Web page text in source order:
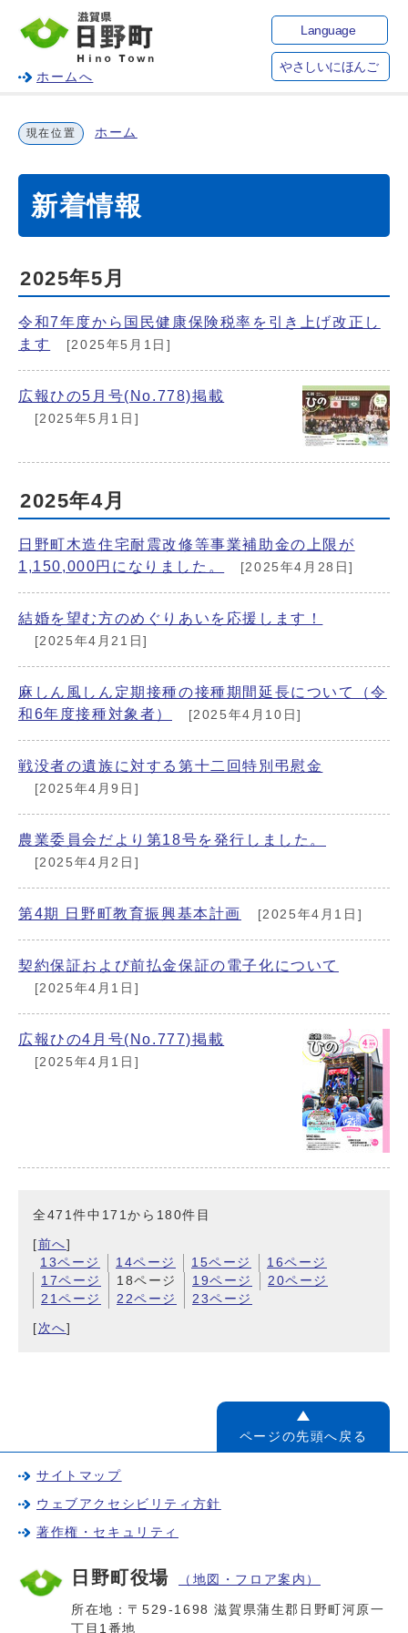
ホームへ
Language
やさしいにほんご
現在位置 ホーム
新着情報
2025年5月
令和7年度から国民健康保険税率を引き上げ改正し
ます
[2025年5月1日]
広報ひの5月号(No.778)掲載
[2025年5月1日]
2025年4月
日野町木造住宅耐震改修等事業補助金の上限が
1,150,000円になりました。
[2025年4月28日]
結婚を望む方のめぐりあいを応援します！
[2025年4月21日]
麻しん風しん定期接種の接種期間延長について（令
和6年度接種対象者）
[2025年4月10日]
戦没者の遺族に対する第十二回特別弔慰金
[2025年4月9日]
農業委員会だより第18号を発行しました。
[2025年4月2日]
第4期 日野町教育振興基本計画 [2025年4月1日]
契約保証および前払金保証の電子化について
[2025年4月1日]
広報ひの4月号(No.777)掲載
[2025年4月1日]
全471件中171から180件目
[前へ]
13ページ
14ページ 15ページ
16ページ
17ページ
18ページ 19ページ
20ページ
21ページ
22ページ 23ページ
[ 次へ]
ページの先頭へ戻る
サイトマップ
ウェブアクセシビリティ方針
著作権・セキュリティ
日野町役場 （地図・フロア案内）
所在地：〒529-1698 滋賀県蒲生郡日野町河原一
丁目1番地